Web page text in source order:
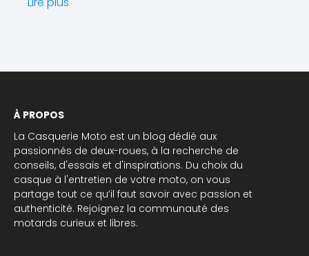
À PROPOS
La Casquerie Moto est un blog dédié aux
passionnés de deux-roues, à la recherche de
conseils, d'essais et d'inspirations. Du choix du
casque à l'entretien de votre moto, on vous
partage tout ce qu’il faut savoir avec passion et
authenticité. Rejoignez la communauté des
motards curieux et libres.